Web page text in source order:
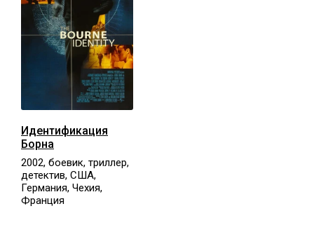
Идентификация
Борна
2002, боевик, триллер,
детектив, США,
Германия, Чехия,
Франция